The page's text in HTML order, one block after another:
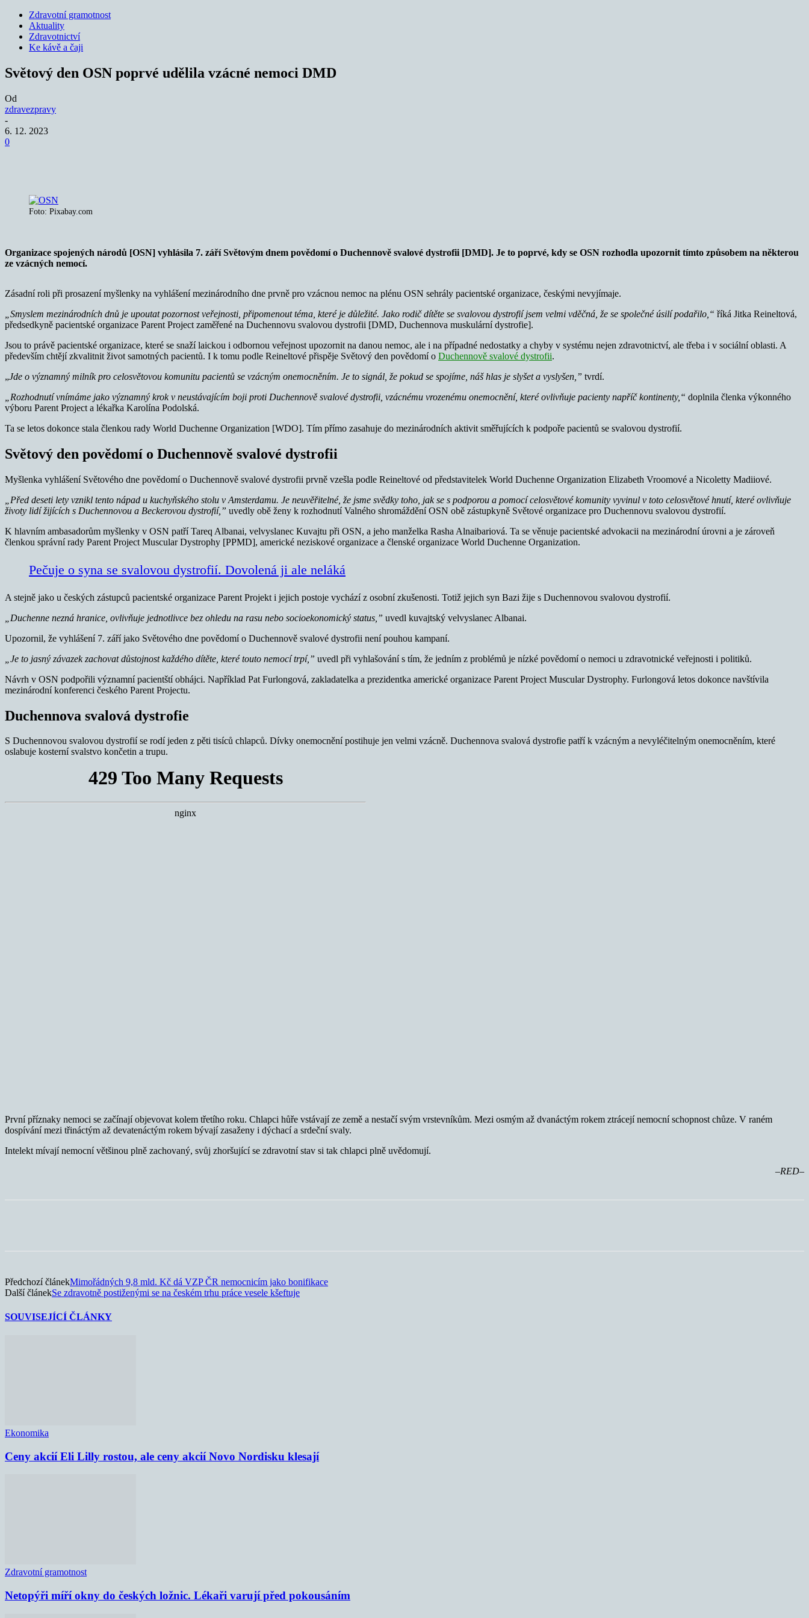
Zdravotní gramotnost
Aktuality
Zdravotnictví
Ke kávě a čaji
Světový den OSN poprvé udělila vzácné nemoci DMD
Od
zdravezpravy
-
6. 12. 2023
0
Foto: Pixabay.com
Organizace spojených národů [OSN] vyhlásila 7. září Světovým dnem povědomí o Duchennově svalové dystrofii [DMD]. Je to poprvé, kdy se OSN rozhodla upozornit tímto způsobem na některou
ze vzácných nemocí.
Zásadní roli při prosazení myšlenky na vyhlášení mezinárodního dne prvně pro vzácnou nemoc na plénu OSN sehrály pacientské organizace, českými nevyjímaje.
„Smyslem mezinárodních dnů je upoutat pozornost veřejnosti, připomenout téma, které je důležité. Jako rodič dítěte se svalovou dystrofií jsem velmi vděčná, že se společné úsilí podařilo,“ říká Jitka Reineltová,
předsedkyně pacientské organizace Parent Project zaměřené na Duchennovu svalovou dystrofii [DMD, Duchennova muskulární dystrofie].
Jsou to právě pacientské organizace, které se snaží laickou i odbornou veřejnost upozornit na danou nemoc, ale i na případné nedostatky a chyby v systému nejen zdravotnictví, ale třeba i v sociální oblasti. A
především chtějí zkvalitnit život samotných pacientů. I k tomu podle Reineltové přispěje Světový den povědomí o Duchennově svalové dystrofii.
„Jde o významný milník pro celosvětovou komunitu pacientů se vzácným onemocněním. Je to signál, že pokud se spojíme, náš hlas je slyšet a vyslyšen,” tvrdí.
„Rozhodnutí vnímáme jako významný krok v neustávajícím boji proti Duchennově svalové dystrofii, vzácnému vrozenému onemocnění, které ovlivňuje pacienty napříč kontinenty,“ doplnila členka výkonného
výboru Parent Project a lékařka Karolína Podolská.
Ta se letos dokonce stala členkou rady World Duchenne Organization [WDO]. Tím přímo zasahuje do mezinárodních aktivit směřujících k podpoře pacientů se svalovou dystrofií.
Světový den povědomí o Duchennově svalové dystrofii
Myšlenka vyhlášení Světového dne povědomí o Duchennově svalové dystrofii prvně vzešla podle Reineltové od představitelek World Duchenne Organization Elizabeth Vroomové a Nicoletty Madiiové.
„Před deseti lety vznikl tento nápad u kuchyňského stolu v Amsterdamu. Je neuvěřitelné, že jsme svědky toho, jak se s podporou a pomocí celosvětové komunity vyvinul v toto celosvětové hnutí, které ovlivňuje
životy lidí žijících s Duchennovou a Beckerovou dystrofií,” uvedly obě ženy k rozhodnutí Valného shromáždění OSN obě zástupkyně Světové organizace pro Duchennovu svalovou dystrofií.
K hlavním ambasadorům myšlenky v OSN patří Tareq Albanai, velvyslanec Kuvajtu při OSN, a jeho manželka Rasha Alnaibariová. Ta se věnuje pacientské advokacii na mezinárodní úrovni a je zároveň
členkou správní rady Parent Project Muscular Dystrophy [PPMD], americké neziskové organizace a členské organizace World Duchenne Organization.
Pečuje o syna se svalovou dystrofií. Dovolená ji ale neláká
A stejně jako u českých zástupců pacientské organizace Parent Projekt i jejich postoje vychází z osobní zkušenosti. Totiž jejich syn Bazi žije s Duchennovou svalovou dystrofií.
„Duchenne nezná hranice, ovlivňuje jednotlivce bez ohledu na rasu nebo socioekonomický status,” uvedl kuvajtský velvyslanec Albanai.
Upozornil, že vyhlášení 7. září jako Světového dne povědomí o Duchennově svalové dystrofii není pouhou kampaní.
„Je to jasný závazek zachovat důstojnost každého dítěte, které touto nemocí trpí,” uvedl při vyhlašování s tím, že jedním z problémů je nízké povědomí o nemoci u zdravotnické veřejnosti i politiků.
Návrh v OSN podpořili významní pacientští obhájci. Například Pat Furlongová, zakladatelka a prezidentka americké organizace Parent Project Muscular Dystrophy. Furlongová letos dokonce navštívila
mezinárodní konferenci českého Parent Projectu.
Duchennova svalová dystrofie
S Duchennovou svalovou dystrofií se rodí jeden z pěti tisíců chlapců. Dívky onemocnění postihuje jen velmi vzácně. Duchennova svalová dystrofie patří k vzácným a nevyléčitelným onemocněním, které
oslabuje kosterní svalstvo končetin a trupu.
První příznaky nemoci se začínají objevovat kolem třetího roku. Chlapci hůře vstávají ze země a nestačí svým vrstevníkům. Mezi osmým až dvanáctým rokem ztrácejí nemocní schopnost chůze. V raném
dospívání mezi třináctým až devatenáctým rokem bývají zasaženy i dýchací a srdeční svaly.
Intelekt mívají nemocní většinou plně zachovaný, svůj zhoršující se zdravotní stav si tak chlapci plně uvědomují.
–RED–
Předchozí článekMimořádných 9,8 mld. Kč dá VZP ČR nemocnicím jako bonifikace
Další článekSe zdravotně postiženými se na českém trhu práce vesele kšeftuje
SOUVISEJÍCÍ ČLÁNKY
Ekonomika
Ceny akcií Eli Lilly rostou, ale ceny akcií Novo Nordisku klesají
Zdravotní gramotnost
Netopýři míří okny do českých ložnic. Lékaři varují před pokousáním